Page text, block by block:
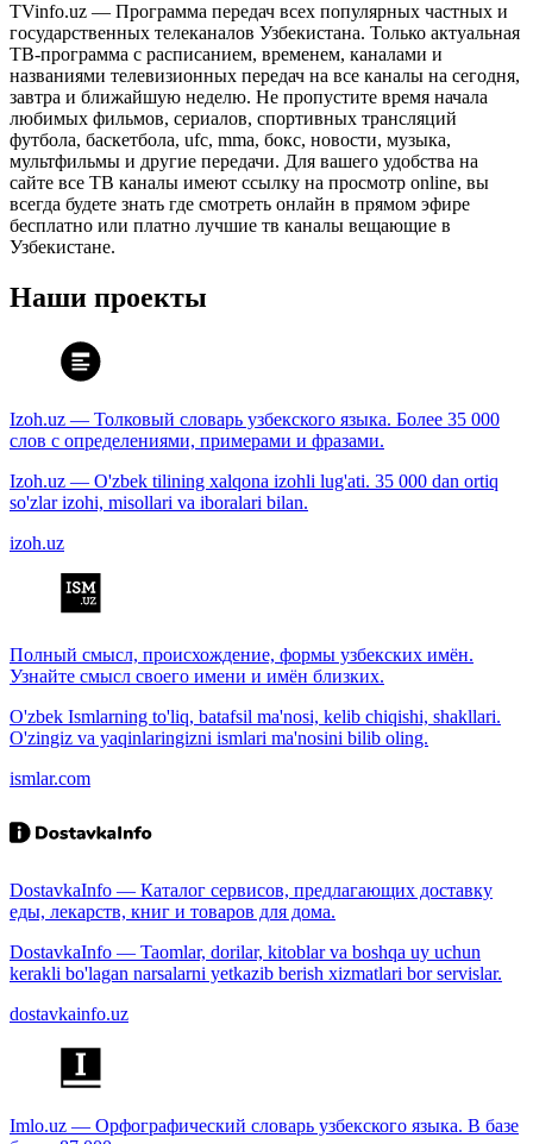
TVinfo.uz — Программа передач всех популярных частных и
государственных телеканалов Узбекистана. Только актуальная
ТВ-программа с расписанием, временем, каналами и
названиями телевизионных передач на все каналы на сегодня,
завтра и ближайшую неделю. Не пропустите время начала
любимых фильмов, сериалов, спортивных трансляций
футбола, баскетбола, ufc, mma, бокс, новости, музыка,
мультфильмы и другие передачи. Для вашего удобства на
сайте все ТВ каналы имеют ссылку на просмотр online, вы
всегда будете знать где смотреть онлайн в прямом эфире
бесплатно или платно лучшие тв каналы вещающие в
Узбекистане.
Наши проекты
Izoh.uz — Толковый словарь узбекского языка. Более 35 000
слов с определениями, примерами и фразами.
Izoh.uz — O'zbek tilining xalqona izohli lug'ati. 35 000 dan ortiq
so'zlar izohi, misollari va iboralari bilan.
izoh.uz
Полный смысл, происхождение, формы узбекских имён.
Узнайте смысл своего имени и имён близких.
O'zbek Ismlarning to'liq, batafsil ma'nosi, kelib chiqishi, shakllari.
O'zingiz va yaqinlaringizni ismlari ma'nosini bilib oling.
ismlar.com
DostavkaInfo — Каталог сервисов, предлагающих доставку
еды, лекарств, книг и товаров для дома.
DostavkaInfo — Taomlar, dorilar, kitoblar va boshqa uy uchun
kerakli bo'lagan narsalarni yetkazib berish xizmatlari bor servislar.
dostavkainfo.uz
Imlo.uz — Орфографический словарь узбекского языка. В базе